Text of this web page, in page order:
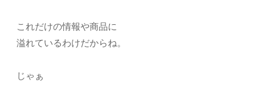
これだけの情報や商品に
溢れているわけだからね。
じゃぁ